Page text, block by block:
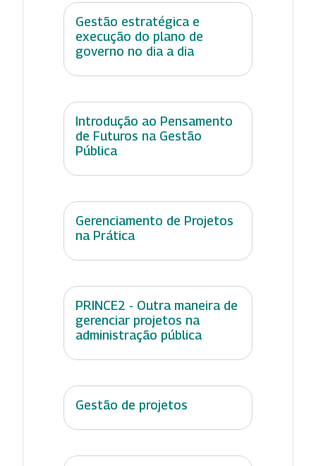
Gestão estratégica e
execução do plano de
governo no dia a dia
Introdução ao Pensamento
de Futuros na Gestão
Pública
Gerenciamento de Projetos
na Prática
PRINCE2 - Outra maneira de
gerenciar projetos na
administração pública
Gestão de projetos